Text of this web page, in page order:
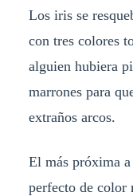
Los iris se
con tres colores
alguien hubiera
marrones para
extraños arcos.
El más próxima
perfecto de color